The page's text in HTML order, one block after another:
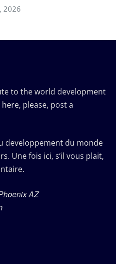
2026
to the world development
please, post a
developpement du monde
Une fois ici, s’il vous plait,
AZ